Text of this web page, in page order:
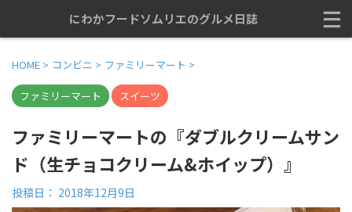
にわかフードソムリエのグルメ日誌
HOME > コンビニ > ファミリーマート >
ファミリーマート スイーツ
ファミリーマートの『ダブルクリームサン
ド（生チョコクリーム&ホイップ）』
投稿日： 2018年12月9日